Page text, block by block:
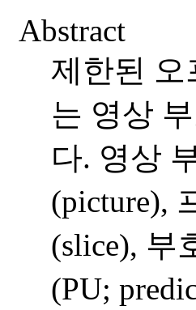
Abstract
제한된 오
는 영상
다. 영상
(picture),
(slice), 부
(PU;